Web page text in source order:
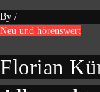
By /
Neu und hörenswert
Florian